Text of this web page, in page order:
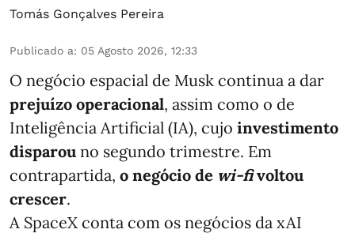
Tomás Gonçalves Pereira
Publicado a: 05 Agosto 2026, 12:33
O negócio espacial de Musk continua a dar
prejuízo operacional, assim como o de
Inteligência Artificial (IA), cujo investimento
disparou no segundo trimestre. Em
contrapartida, o negócio de wi-fivoltou
crescer.
A SpaceX conta com os negócios da xAI